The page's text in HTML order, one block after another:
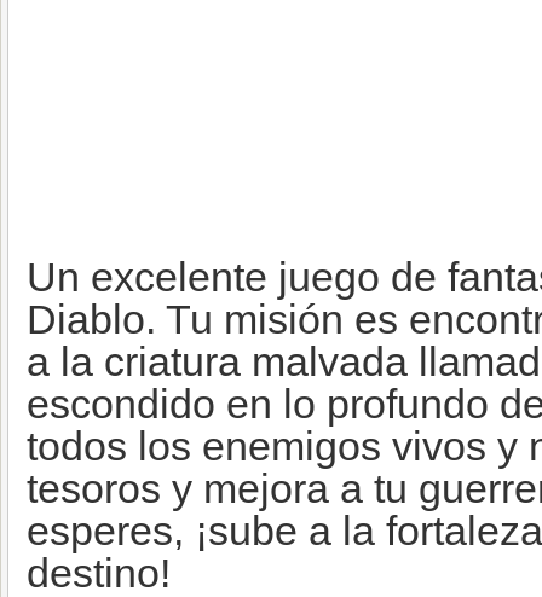
Un excelente juego de
Diablo. Tu misión es
a la criatura malvada
escondido en lo profundo
todos los enemigos vivos y
tesoros y mejora a tu
esperes, ¡sube a la
destino!